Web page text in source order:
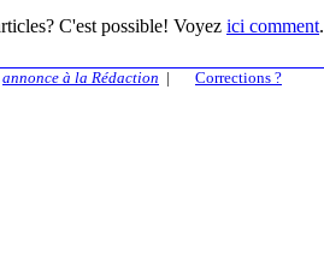
C'est possible! Voyez ici comment.
annonce à la Rédaction | Corrections ?